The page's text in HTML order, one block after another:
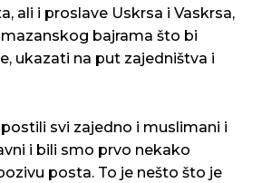
ali i proslave Uskrsa i Vaskrsa,
bajrama što bi
ukazati na put zajedništva i
svi zajedno i muslimani i
i bili smo prvo nekako
posta. To je nešto što je